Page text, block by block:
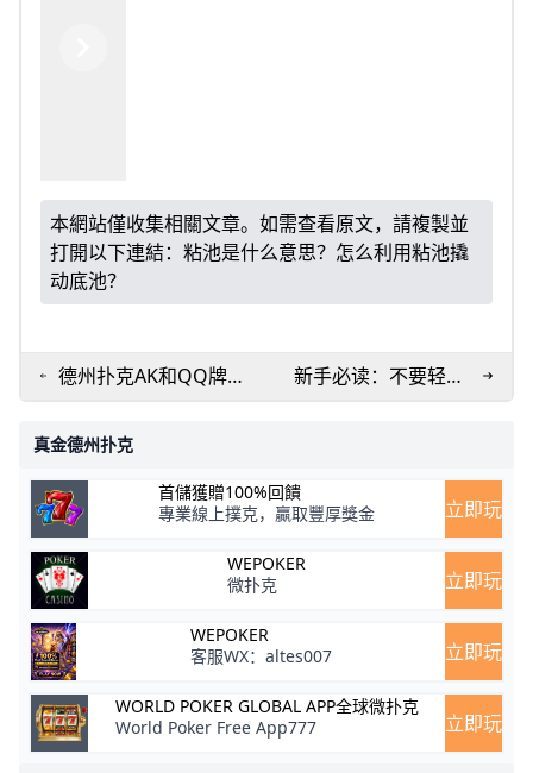
本網站僅收集相關文章。如需查看原文，請複製並
打開以下連結： 粘池是什么意思？怎么利用粘池撬
动底池？
德州扑克AK和QQ牌力
哪个强？AK和口袋对
子Q胜率哪个高？
新手必读：不要轻易
在不利位置跟注3bet
真金德州扑克
首儲獲贈100%回饋
專業線上撲克，贏取豐厚獎金
立即玩
WEPOKER
微扑克
立即玩
WEPOKER
客服WX：altes007
立即玩
WORLD POKER GLOBAL APP全球微扑克
World Poker Free App777
立即玩